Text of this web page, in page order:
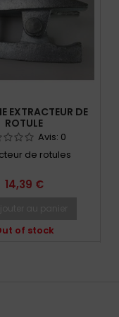
EXTRACTEUR DE
ROTULE
Avis: 0
de rotules
14,39 €
of stock